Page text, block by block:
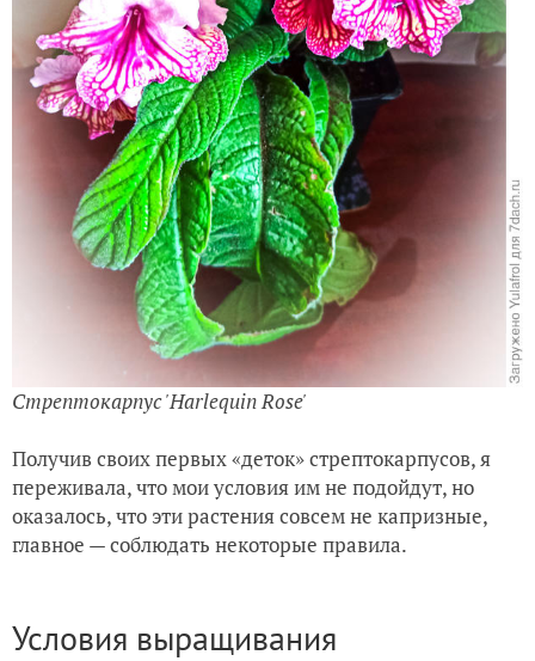
Стрептокарпус 'Harlequin Rose'
Получив своих первых «деток» стрептокарпусов, я
переживала, что мои условия им не подойдут, но
оказалось, что эти растения совсем не капризные,
главное — соблюдать некоторые правила.
Условия выращивания